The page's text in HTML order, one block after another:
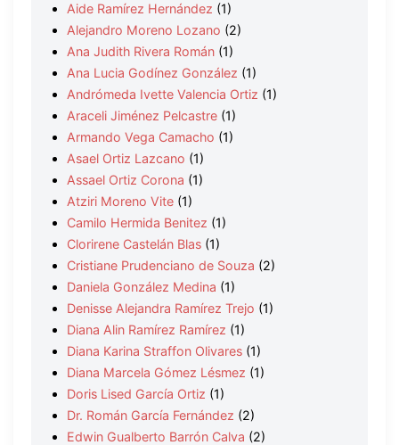
Aide Ramírez Hernández (1)
Alejandro Moreno Lozano (2)
Ana Judith Rivera Román (1)
Ana Lucia Godínez González (1)
Andrómeda Ivette Valencia Ortiz (1)
Araceli Jiménez Pelcastre (1)
Armando Vega Camacho (1)
Asael Ortiz Lazcano (1)
Assael Ortiz Corona (1)
Atziri Moreno Vite (1)
Camilo Hermida Benitez (1)
Clorirene Castelán Blas (1)
Cristiane Prudenciano de Souza (2)
Daniela González Medina (1)
Denisse Alejandra Ramírez Trejo (1)
Diana Alin Ramírez Ramírez (1)
Diana Karina Straffon Olivares (1)
Diana Marcela Gómez Lésmez (1)
Doris Lised García Ortiz (1)
Dr. Román García Fernández (2)
Edwin Gualberto Barrón Calva (2)